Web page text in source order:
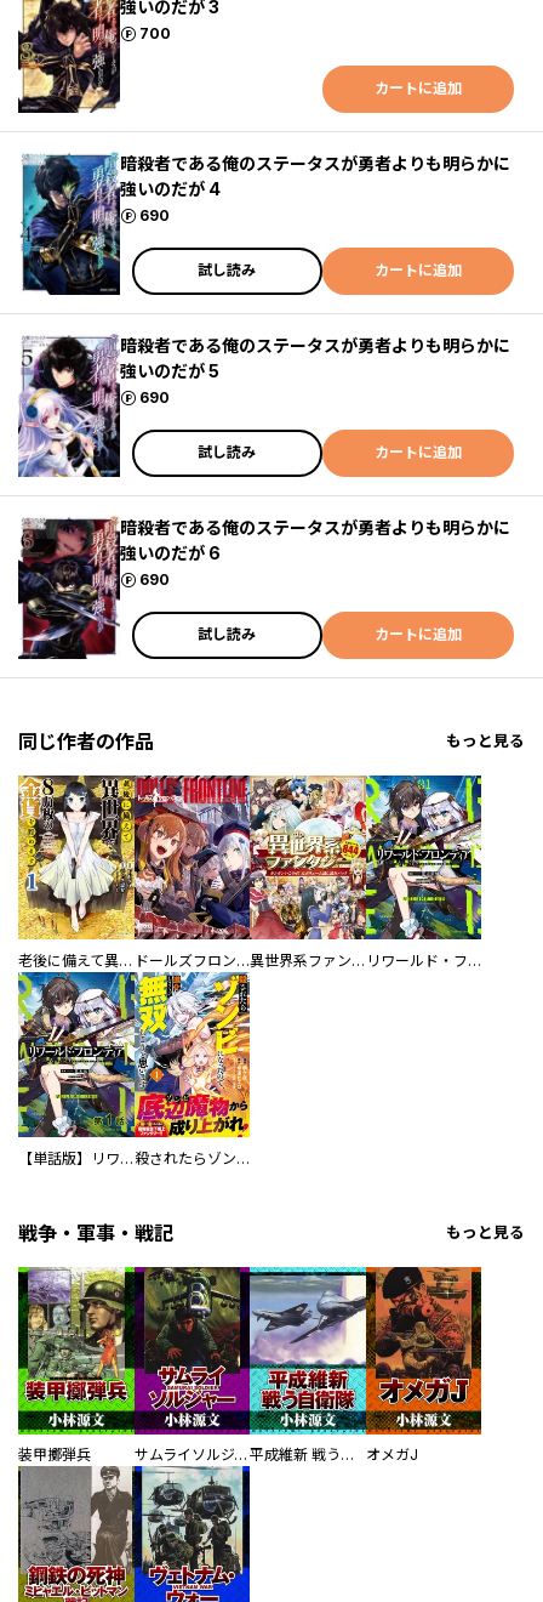
強いのだが 3
700
ポイント
カートに追加
暗殺者である俺のステータスが勇者よりも明らかに
強いのだが 4
690
ポイント
試し読み カートに追加
暗殺者である俺のステータスが勇者よりも明らかに
強いのだが 5
690
ポイント
試し読み カートに追加
暗殺者である俺のステータスが勇者よりも明らかに
強いのだが 6
690
ポイント
試し読み カートに追加
同じ作者の作品 もっと見る
老後に備えて異世界で８万枚の金貨を貯めます ドールズフロントライン コミックアンソロジー 異世界系ファンタジー ガンガンいこうぜ！大ボリューム試し読みパック リワールド・フロンティア@COMIC
【単話版】リワールド・フロンティア@COMIC 殺されたらゾンビになったので、進化しまくって無双しようと思います（コミック）
戦争・軍事・戦記 もっと見る
装甲擲弾兵 サムライソルジャー SAMURAI SOLDIER 平成維新 戦う自衛隊 オメガJ